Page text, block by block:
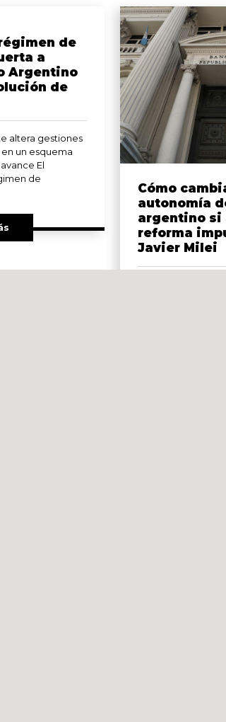
de
a
Argentino
de
altera gestiones
un esquema
El
de
Cómo
autonomía
argentino si
reforma
Javier Milei